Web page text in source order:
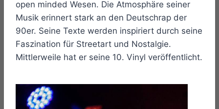
open minded Wesen. Die Atmosphäre seiner
Musik erinnert stark an den Deutschrap der
90er. Seine Texte werden inspiriert durch seine
Faszination für Streetart und Nostalgie.
Mittlerweile hat er seine 10. Vinyl veröffentlicht.